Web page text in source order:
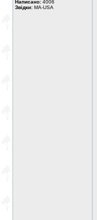
Написано: 4006
Звідки: MA-USA